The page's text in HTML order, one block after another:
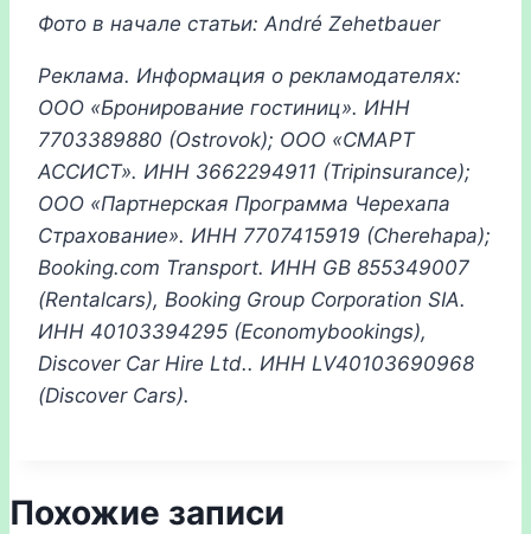
Фото в начале статьи: André Zehetbauer
Реклама. Информация о рекламодателях:
ООО «Бронирование гостиниц». ИНН
7703389880 (Ostrovok); ООО «СМАРТ
АССИСТ». ИНН 3662294911 (Tripinsurance);
ООО «Партнерская Программа Черехапа
Страхование». ИНН 7707415919 (Cherehapa);
Booking.com Transport. ИНН GB 855349007
(Rentalcars), Booking Group Corporation SIA.
ИНН 40103394295 (Economybookings),
Discover Car Hire Ltd.. ИНН LV40103690968
(Discover Cars).
Похожие записи